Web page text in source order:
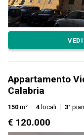
Appartamento
Calabria
150 m² 4 locali 3°
€ 120.000